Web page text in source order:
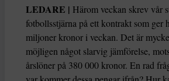
LEDARE | Härom veckan skrev vår
fotbollsstjärna på ett kontrakt som ger
miljoner kronor i veckan. Det är
möjligen något slarvig jämförelse,
årslöner på 380 000 kronor. En rad